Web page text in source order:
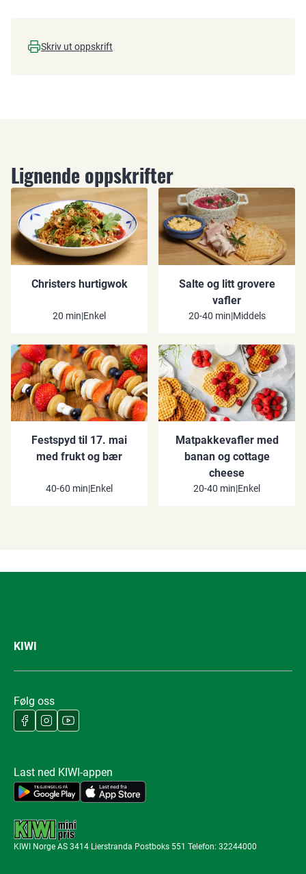
Skriv ut oppskrift
Lignende oppskrifter
Christers hurtigwok
20 min|Enkel
Salte og litt grovere
vafler
20-40 min|Middels
Festspyd til 17. mai
med frukt og bær
40-60 min|Enkel
Matpakkevafler med
banan og cottage
cheese
20-40 min|Enkel
KIWI
Følg oss
Last ned KIWI-appen
KIWI Norge AS 3414 Lierstranda Postboks 551 Telefon: 32244000